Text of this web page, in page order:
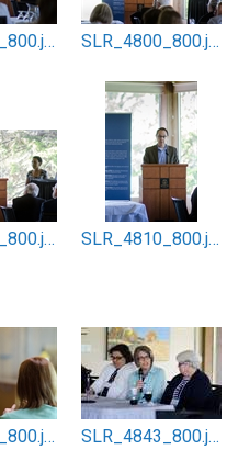
SLR_4793_800.jpg SLR_4800_800.jpg
SLR_4802_800.jpg SLR_4810_800.jpg
SLR_4834_800.jpg SLR_4843_800.jpg